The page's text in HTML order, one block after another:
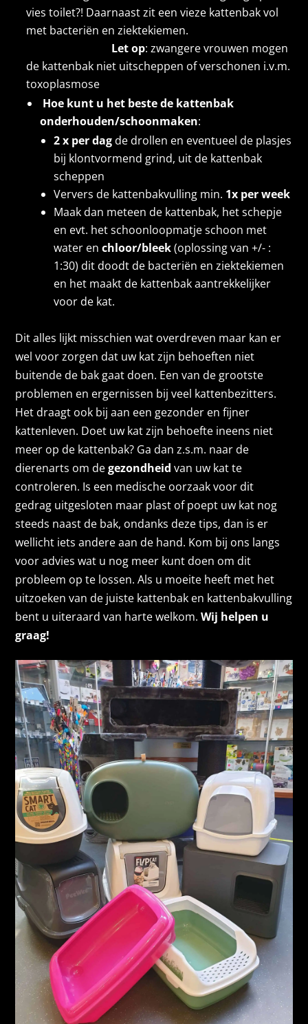
vies toilet?! Daarnaast zit een vieze kattenbak vol
met bacteriën en ziektekiemen.
Let op: zwangere vrouwen mogen
de kattenbak niet uitscheppen of verschonen i.v.m.
toxoplasmose
Hoe kunt u het beste de kattenbak
onderhouden/schoonmaken:
2 x per dagde drollen en eventueel de plasjes
bij klontvormend grind, uit de kattenbak
scheppen
Ververs de kattenbakvulling min. 1x per week
Maak dan meteen de kattenbak, het schepje
en evt. het schoonloopmatje schoon met
water enchloor/bleek(oplossing van +/- :
1:30) dit doodt de bacteriën en ziektekiemen
en het maakt de kattenbak aantrekkelijker
voor de kat.
Dit alles lijkt misschien wat overdreven maar kan er
wel voor zorgen dat uw kat zijn behoeften niet
buitende de bak gaat doen. Een van de grootste
problemen en ergernissen bij veel kattenbezitters.
Het draagt ook bij aan een gezonder en fijner
kattenleven. Doet uw kat zijn behoefte ineens niet
meer op de kattenbak? Ga dan z.s.m. naar de
dierenarts om degezondheid van uw kat te
controleren. Is een medische oorzaak voor dit
gedrag uitgesloten maar plast of poept uw kat nog
steeds naast de bak, ondanks deze tips, dan is er
wellicht iets andere aan de hand. Kom bij ons langs
voor advies wat u nog meer kunt doen om dit
probleem op te lossen. Als u moeite heeft met het
uitzoeken van de juiste kattenbak en kattenbakvulling
bent u uiteraard van harte welkom.Wij helpen u
graag!